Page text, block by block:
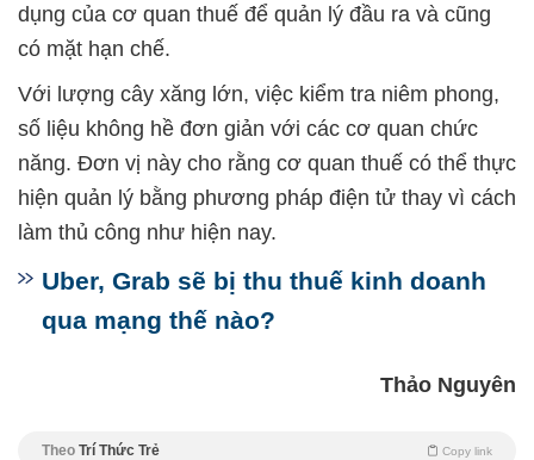
dụng của cơ quan thuế để quản lý đầu ra và cũng
có mặt hạn chế.
Với lượng cây xăng lớn, việc kiểm tra niêm phong,
số liệu không hề đơn giản với các cơ quan chức
năng. Đơn vị này cho rằng cơ quan thuế có thể thực
hiện quản lý bằng phương pháp điện tử thay vì cách
làm thủ công như hiện nay.
Uber, Grab sẽ bị thu thuế kinh doanh
qua mạng thế nào?
Thảo Nguyên
Theo Trí Thức Trẻ Copy link